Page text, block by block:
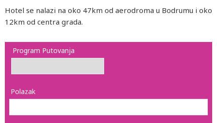
Hotel se nalazi na oko 47km od aerodroma u Bodrumu i oko
12km od centra grada.
Program Putovanja
Polazak